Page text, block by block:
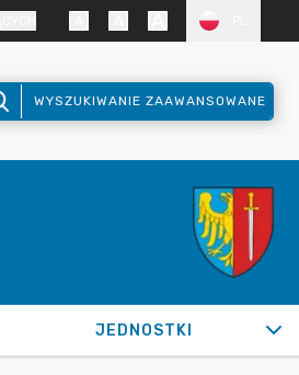
WYSZUKIWANIE ZAAWANSOWANE
JEDNOSTKI